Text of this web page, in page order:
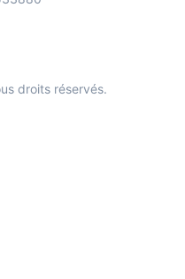
droits réservés.